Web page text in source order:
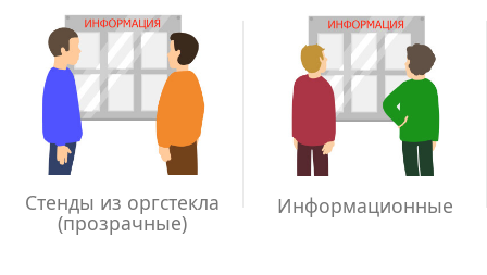
Стенды из оргстекла
(прозрачные)
Информационные